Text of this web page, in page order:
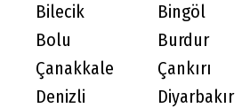
Bilecik
Bingöl
Bolu
Burdur
Çanakkale
Çankırı
Denizli
Diyarbakır